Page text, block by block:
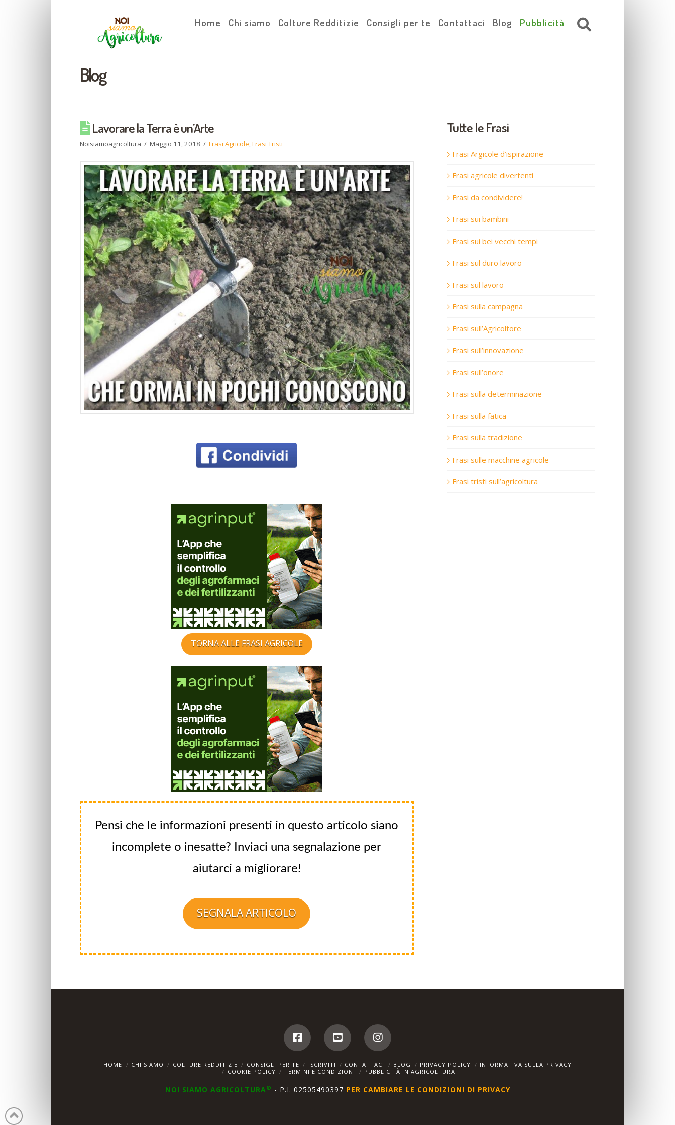
Home Chi siamo Colture Redditizie Consigli per te Contattaci Blog Pubblicità
Blog
Lavorare la Terra è un’Arte
Noisiamoagricoltura Maggio 11, 2018 Frasi Agricole,Frasi Tristi
TORNA ALLE FRASI AGRICOLE
Pensi che le informazioni presenti in questo articolo siano
incomplete o inesatte? Inviaci una segnalazione per
aiutarci a migliorare!
SEGNALA ARTICOLO
Tutte le Frasi
Frasi Argicole d’ispirazione
Frasi agricole divertenti
Frasi da condividere!
Frasi sui bambini
Frasi sui bei vecchi tempi
Frasi sul duro lavoro
Frasi sul lavoro
Frasi sulla campagna
Frasi sull’Agricoltore
Frasi sull’innovazione
Frasi sull’onore
Frasi sulla determinazione
Frasi sulla fatica
Frasi sulla tradizione
Frasi sulle macchine agricole
Frasi tristi sull’agricoltura
HOME CHI SIAMO COLTURE REDDITIZIE CONSIGLI PER TE ISCRIVITI CONTATTACI BLOG PRIVACY POLICY
INFORMATIVA SULLA PRIVACY
COOKIE POLICY
TERMINI E CONDIZIONI PUBBLICITÀ IN AGRICOLTURA
NOI SIAMO AGRICOLTURA® - P.I. 02505490397 PER CAMBIARE LE CONDIZIONI DI PRIVACY